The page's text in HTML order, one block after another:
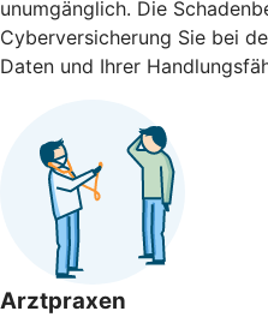
unumgänglich. Die
Cyberversicherung Sie bei
Daten und Ihrer
Arztpraxen